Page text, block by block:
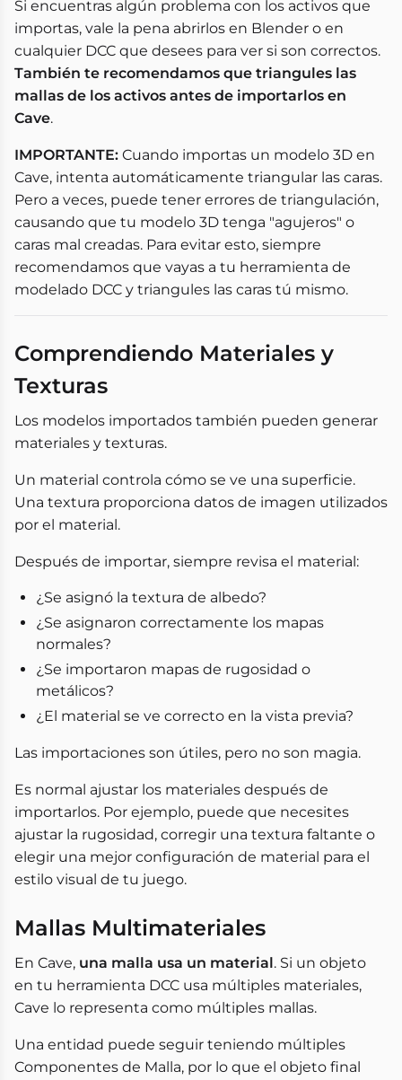
Si encuentras algún problema con los activos que
importas, vale la pena abrirlos en Blender o en
cualquier DCC que desees para ver si son correctos.
También te recomendamos que triangules las
mallas de los activos antes de importarlos en
Cave.
IMPORTANTE: Cuando importas un modelo 3D en
Cave, intenta automáticamente triangular las caras.
Pero a veces, puede tener errores de triangulación,
causando que tu modelo 3D tenga "agujeros" o
caras mal creadas. Para evitar esto, siempre
recomendamos que vayas a tu herramienta de
modelado DCC y triangules las caras tú mismo.
Comprendiendo Materiales y
Texturas
Los modelos importados también pueden generar
materiales y texturas.
Un material controla cómo se ve una superficie.
Una textura proporciona datos de imagen utilizados
por el material.
Después de importar, siempre revisa el material:
¿Se asignó la textura de albedo?
¿Se asignaron correctamente los mapas
normales?
¿Se importaron mapas de rugosidad o
metálicos?
¿El material se ve correcto en la vista previa?
Las importaciones son útiles, pero no son magia.
Es normal ajustar los materiales después de
importarlos. Por ejemplo, puede que necesites
ajustar la rugosidad, corregir una textura faltante o
elegir una mejor configuración de material para el
estilo visual de tu juego.
Mallas Multimateriales
En Cave, una malla usa un material. Si un objeto
en tu herramienta DCC usa múltiples materiales,
Cave lo representa como múltiples mallas.
Una entidad puede seguir teniendo múltiples
Componentes de Malla, por lo que el objeto final